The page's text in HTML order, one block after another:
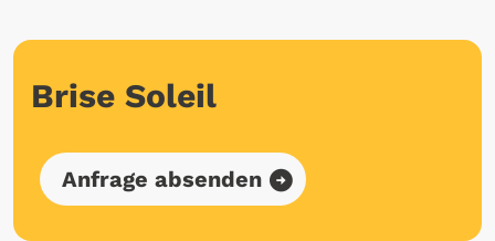
Brise Soleil
Anfrage absenden